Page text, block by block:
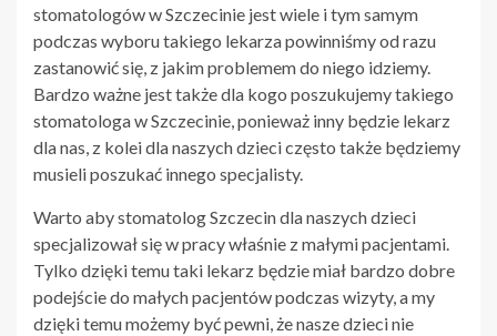
stomatologów w Szczecinie jest wiele i tym samym
podczas wyboru takiego lekarza powinniśmy od razu
zastanowić się, z jakim problemem do niego idziemy.
Bardzo ważne jest także dla kogo poszukujemy takiego
stomatologa w Szczecinie, ponieważ inny będzie lekarz
dla nas, z kolei dla naszych dzieci często także będziemy
musieli poszukać innego specjalisty.
Warto aby stomatolog Szczecin dla naszych dzieci
specjalizował się w pracy właśnie z małymi pacjentami.
Tylko dzięki temu taki lekarz będzie miał bardzo dobre
podejście do małych pacjentów podczas wizyty, a my
dzięki temu możemy być pewni, że nasze dzieci nie